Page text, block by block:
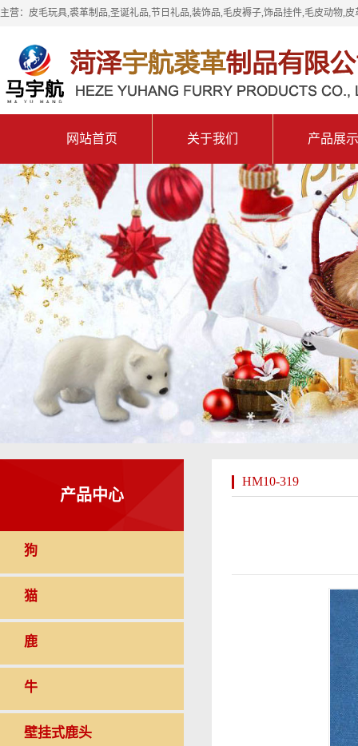
主营：皮毛玩具,裘革制品,圣诞礼品,节日礼品,装饰品,毛皮褥子,饰品挂件,毛皮动物,
网站首页 关于我们 产品展示
产品中心
狗
猫
鹿
牛
壁挂式鹿头
HM10-319